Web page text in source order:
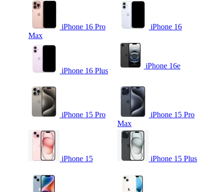
iPhone 16 Pro
Max
iPhone 16
iPhone 16 Plus
iPhone 16e
iPhone 15 Pro
iPhone 15 Pro
Max
iPhone 15 iPhone 15 Plus